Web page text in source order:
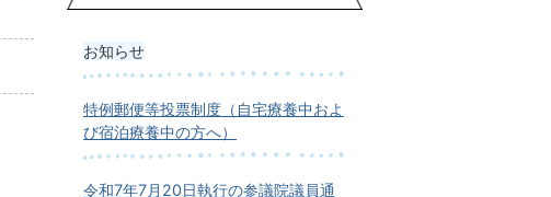
お知らせ
特例郵便等投票制度（自宅療養中およ
び宿泊療養中の方へ）
令和7年7月20日執行の参議院議員通